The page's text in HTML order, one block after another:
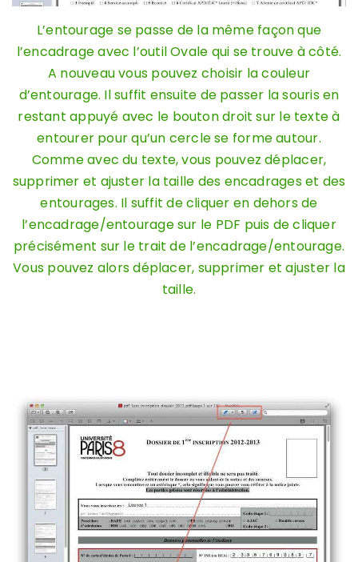
L’entourage se passe de la même façon que
l’encadrage avec l’outil Ovale qui se trouve à côté.
A nouveau vous pouvez choisir la couleur
d’entourage. Il suffit ensuite de passer la souris en
restant appuyé avec le bouton droit sur le texte à
entourer pour qu’un cercle se forme autour.
Comme avec du texte, vous pouvez déplacer,
supprimer et ajuster la taille des encadrages et des
entourages. Il suffit de cliquer en dehors de
l’encadrage/entourage sur le PDF puis de cliquer
précisément sur le trait de l’encadrage/entourage.
Vous pouvez alors déplacer, supprimer et ajuster la
taille.